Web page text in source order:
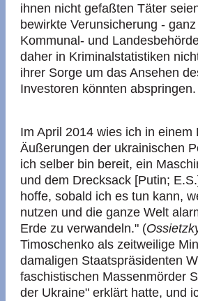
ihnen nicht gefaßten Täter
bewirkte Verunsicherung -
Kommunal- und
daher in Kriminalstatistiken
ihrer Sorge um das Ansehen
Investoren könnten abspringen.
Im April 2014 wies ich in
Äußerungen der ukrainischen
ich selber bin bereit, ein
und dem Drecksack [Putin;
hoffe, sobald ich es tun kann,
nutzen und die ganze Welt
Erde zu verwandeln." (
Timoschenko als zeitweilige
damaligen Staatspräsidenten
faschistischen Massenmörder
der Ukraine" erklärt hatte, und